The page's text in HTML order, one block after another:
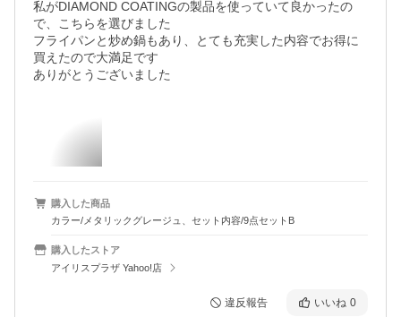
私がDIAMOND COATINGの製品を使っていて良かったの
で、こちらを選びました
フライパンと炒め鍋もあり、とても充実した内容でお得に
買えたので大満足です
ありがとうございました
購入した商品
カラー/メタリックグレージュ、セット内容/9点セットB
購入したストア
アイリスプラザ Yahoo!店
違反報告 いいね 0